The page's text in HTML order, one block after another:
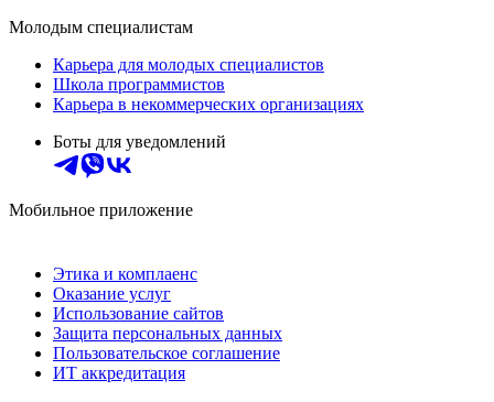
Молодым специалистам
Карьера для молодых специалистов
Школа программистов
Карьера в некоммерческих организациях
Боты для уведомлений
Мобильное приложение
Этика и комплаенс
Оказание услуг
Использование сайтов
Защита персональных данных
Пользовательское соглашение
ИТ аккредитация